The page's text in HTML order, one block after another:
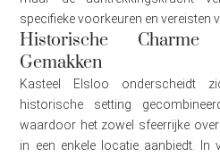
specifieke voorkeuren en vereisten
Historische
Gemakken
Kasteel Elsloo onderscheidt
historische setting
waardoor het zowel sfeerrijke
in een enkele locatie aanbiedt. In